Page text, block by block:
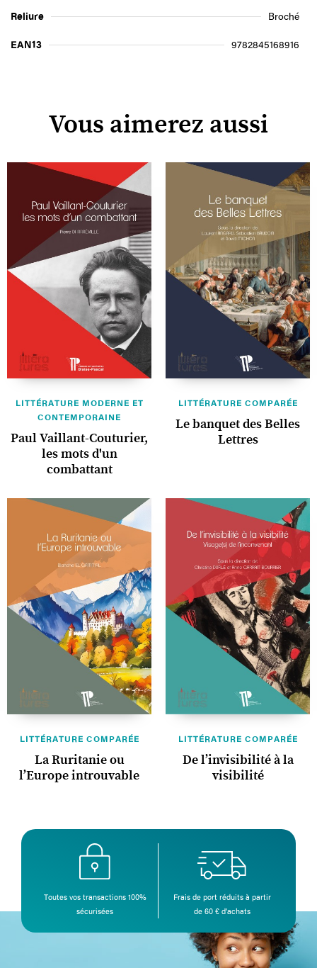
Reliure Broché
EAN13 9782845168916
Vous aimerez aussi
LITTÉRATURE MODERNE ET
CONTEMPORAINE
Paul Vaillant-Couturier,
les mots d'un
combattant
LITTÉRATURE COMPARÉE
Le banquet des Belles
Lettres
LITTÉRATURE COMPARÉE
La Ruritanie ou
l’Europe introuvable
LITTÉRATURE COMPARÉE
De l’invisibilité à la
visibilité
Toutes vos transactions 100%
sécurisées
Frais de port réduits à partir
de 60 € d’achats